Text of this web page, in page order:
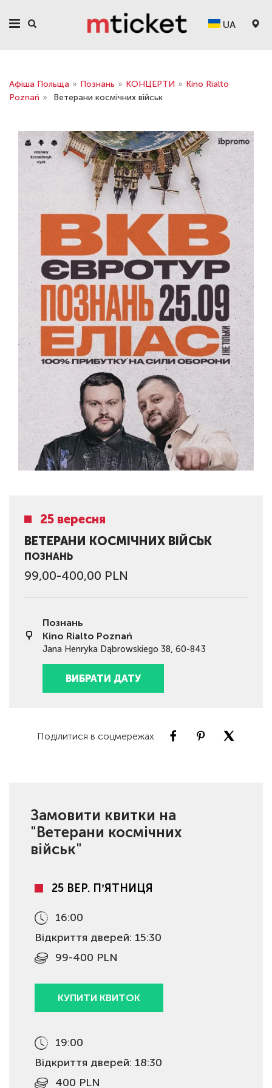
UA
Афіша Польща » Познань » КОНЦЕРТИ » Kino Rialto
Poznań » Ветерани космічних військ
25 вересня
ВЕТЕРАНИ КОСМІЧНИХ ВІЙСЬК
ПОЗНАНЬ
99,00-400,00 PLN
Познань
Kino Rialto Poznań
Jana Henryka Dąbrowskiego 38, 60-843
ВИБРАТИ ДАТУ
Поділитися в соцмережах
Замовити квитки на
"Ветерани космічних
військ"
25 ВЕР. ПʼЯТНИЦЯ
16:00
Відкриття дверей: 15:30
99-400 PLN
КУПИТИ КВИТОК
19:00
Відкриття дверей: 18:30
400 PLN